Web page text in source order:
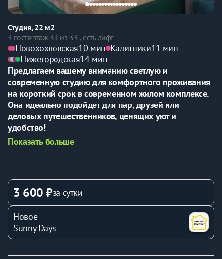
Студия, 22 м2
3 гостя·этаж 33 из 33 , есть лифт
Новохохловская10 мин Калитники11 мин
Нижегородская14 мин
Предлагаем вашему вниманию светлую и
современную студию для комфортного проживания
на короткий срок в современном жилом комплексе.
Она идеально подойдет для пар, друзей или
деловых путешественников, ценящих уют и
удобство!
⭐Возможность проживания до 3-х человек.
Спальные места
   - двуспальная кровать с
ортопедическим матрасом и небольшой диван.
В квартире есть все самое необходимое для
комфортного проживания:
✔️ Кухня со всей бытовой техникой;
Показать больше
3 600 ₽за сутки
Новое
Sunny Days